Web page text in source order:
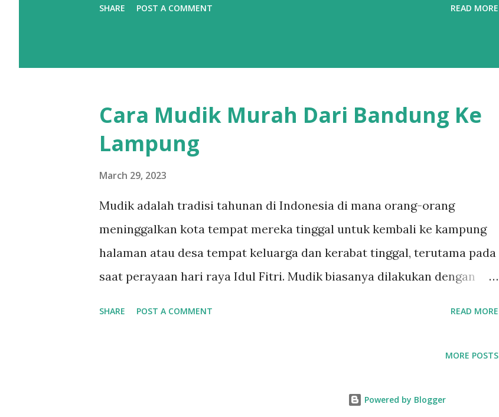
SHARE POST A COMMENT READ MORE
Cara Mudik Murah Dari Bandung Ke
Lampung
March 29, 2023
Mudik adalah tradisi tahunan di Indonesia di mana orang-orang
meninggalkan kota tempat mereka tinggal untuk kembali ke kampung
halaman atau desa tempat keluarga dan kerabat tinggal, terutama pada
saat perayaan hari raya Idul Fitri. Mudik biasanya dilakukan dengan
bersama-sama. Mudik juga identik dengan oleh oleh Lebaran . Mudik
SHARE POST A COMMENT READ MORE
MORE POSTS
Powered by Blogger